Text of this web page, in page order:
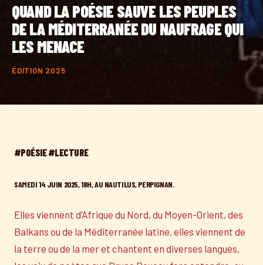
QUAND LA POÉSIE SAUVE LES PEUPLES
DE LA MÉDITERRANÉE DU NAUFRAGE QUI
LES MENACE
ÉDITION 2025
#POÉSIE #LECTURE
SAMEDI 14 JUIN 2025, 18H, AU NAUTILUS, PERPIGNAN.
Elles viennent d’Afrique du Nord, du Moyen-Orient, des
Balkans ou de la Méditerranée latine, elles viennent de
la terre ou de la mer et chantent en diverses langues,